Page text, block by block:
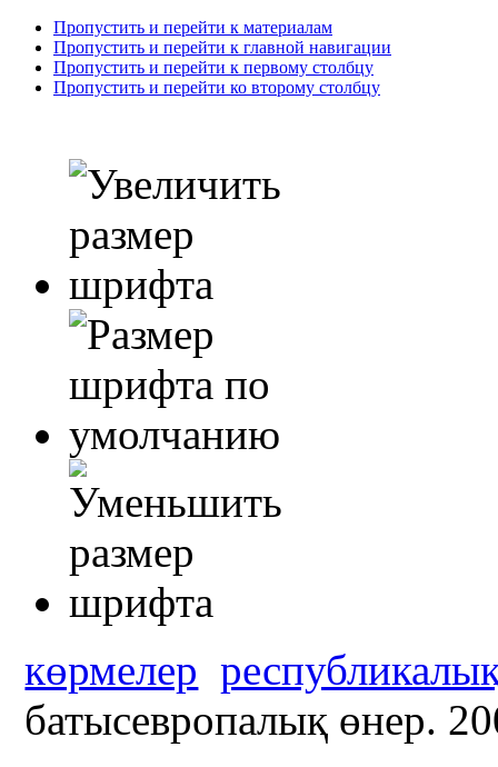
Пропустить и перейти к материалам
Пропустить и перейти к главной навигации
Пропустить и перейти к первому столбцу
Пропустить и перейти ко второму столбцу
көрмелер
батысевропалық өнер.